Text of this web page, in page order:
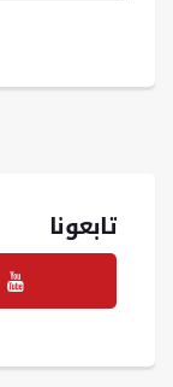
تابعونا